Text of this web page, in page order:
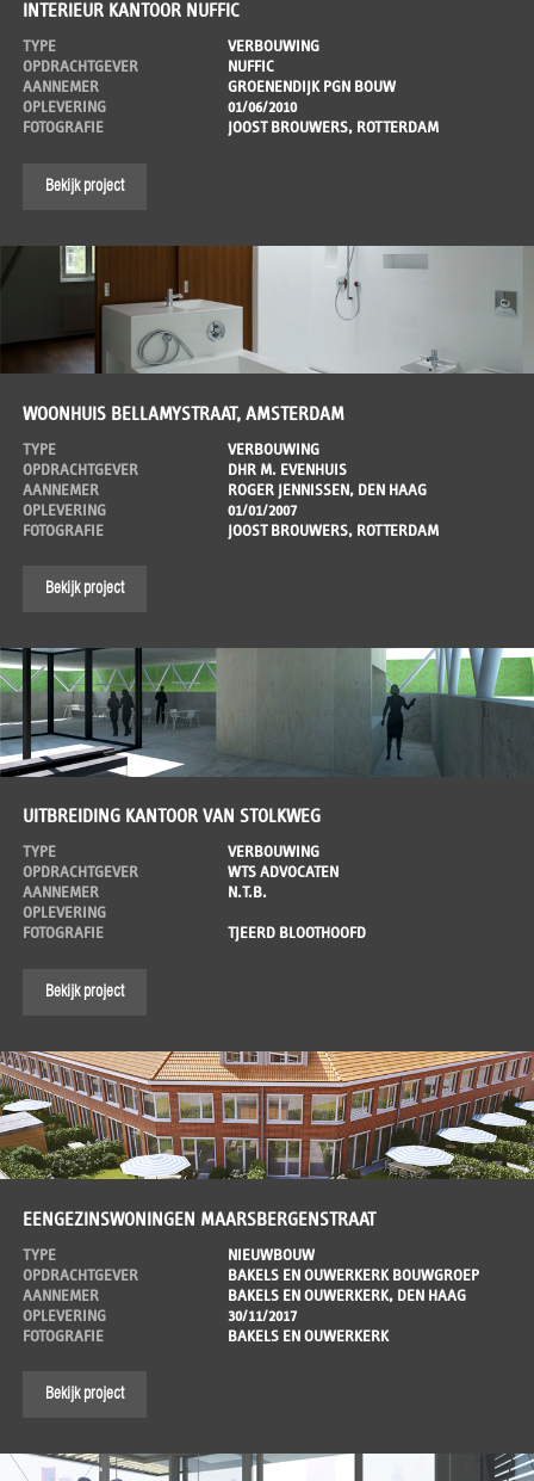
INTERIEUR KANTOOR NUFFIC
TYPE
VERBOUWING
OPDRACHTGEVER
NUFFIC
AANNEMER
GROENENDIJK PGN BOUW
OPLEVERING
01/06/2010
FOTOGRAFIE
JOOST BROUWERS, ROTTERDAM
Bekijk project
WOONHUIS BELLAMYSTRAAT, AMSTERDAM
TYPE
VERBOUWING
OPDRACHTGEVER
DHR M. EVENHUIS
AANNEMER
ROGER JENNISSEN, DEN HAAG
OPLEVERING
01/01/2007
FOTOGRAFIE
JOOST BROUWERS, ROTTERDAM
Bekijk project
UITBREIDING KANTOOR VAN STOLKWEG
TYPE
VERBOUWING
OPDRACHTGEVER
WTS ADVOCATEN
AANNEMER
N.T.B.
OPLEVERING
FOTOGRAFIE
TJEERD BLOOTHOOFD
Bekijk project
EENGEZINSWONINGEN MAARSBERGENSTRAAT
TYPE
NIEUWBOUW
OPDRACHTGEVER
BAKELS EN OUWERKERK BOUWGROEP
AANNEMER
BAKELS EN OUWERKERK, DEN HAAG
OPLEVERING
30/11/2017
FOTOGRAFIE
BAKELS EN OUWERKERK
Bekijk project